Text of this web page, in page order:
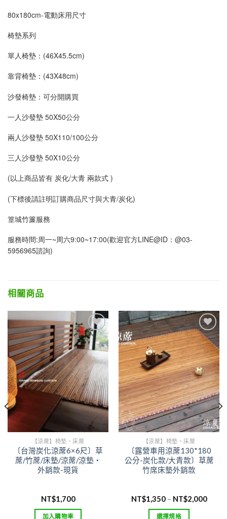
80x180cm-電動床用尺寸
椅墊系列
單人椅墊：(46X45.5cm)
靠背椅墊：(43X48cm)
沙發椅墊：可分開購買
一人沙發墊 50X50公分
兩人沙發墊 50X110/100公分
三人沙發墊 50X10公分
(以上商品皆有 炭化/大青 兩款式 )
(下標後請註明訂購商品尺寸與大青/炭化)
篁城竹簾服務
服務時間:周一~周六9:00~17:00(歡迎官方LINE@ID：@03-
5956965諮詢)
相關商品
Add to
wishlist
【涼蓆】椅墊、床蓆
〔台灣炭化涼蓆6×6尺〕草
蓆/竹蓆/床墊/涼蓆/涼墊‧
外銷款-現貨
NT$1,700
加入購物車
Add to
wishlist
【涼蓆】椅墊、床蓆
〔露營車用涼蓆130*180
公分-炭化款/大青款〕草蓆
竹席床墊外銷款
NT$1,350 – NT$2,000價
選擇規格